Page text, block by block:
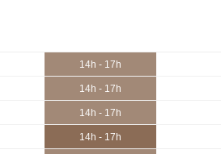
14h - 17h
14h - 17h
14h - 17h
14h - 17h